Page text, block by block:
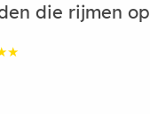
die rijmen op